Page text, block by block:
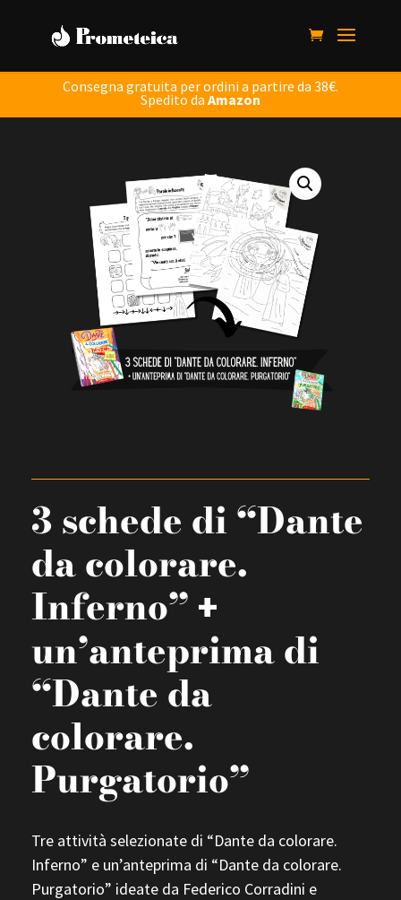
Consegna gratuita per ordini a partire da 38€.
Spedito da Amazon
3 schede di “Dante
da colorare.
Inferno” +
un’anteprima di
“Dante da
colorare.
Purgatorio”
Tre attività selezionate di “Dante da colorare.
Inferno” e un’anteprima di “Dante da colorare.
Purgatorio” ideate da Federico Corradini e